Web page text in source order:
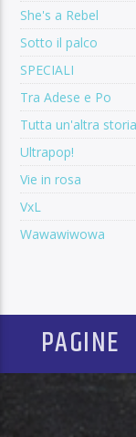
She's a Rebel
Sotto il palco
SPECIALI
Tra Adese e Po
Tutta un'altra
Ultrapop!
Vie in rosa
VxL
Wawawiwowa
PAGINE